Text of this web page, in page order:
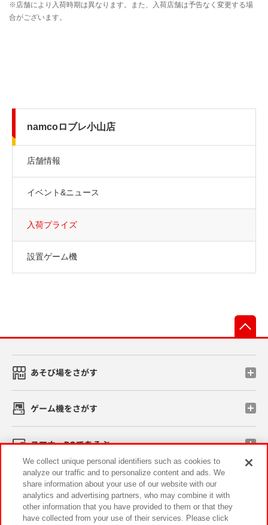
namcoロブレ小山店
店舗情報
イベント&ニュース
入荷プライズ
設置ゲーム機
あそび場をさがす
ゲーム機をさがす
スマホ・PCであそぶ
イベント・キャンペーン
We collect unique personal identifiers such as cookies to
analyze our traffic and to personalize content and ads. We
share information about your use of our website with our
analytics and advertising partners, who may combine it with
other information that you have provided to them or that they
have collected from your use of their services. Please click